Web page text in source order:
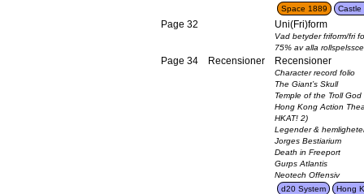
Space 1889
Castle
Page 32 Uni(Fri)form
Vad betyder friform/fri
75% av alla
Page 34 Recensioner Recensioner
Character record folio
The Giant’s Skull
Temple of the Troll God
Hong Kong Action
HKAT! 2)
Legender &
Jorges Bestiarium
Death in Freeport
Gurps Atlantis
Neotech Offensiv
d20 System
Hong